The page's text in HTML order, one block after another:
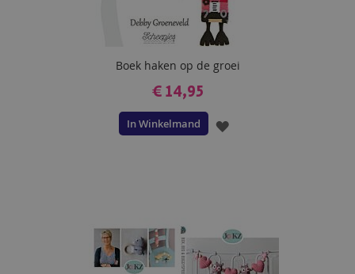
Boek haken op de groei
€ 14,95
In Winkelmand
VOEG